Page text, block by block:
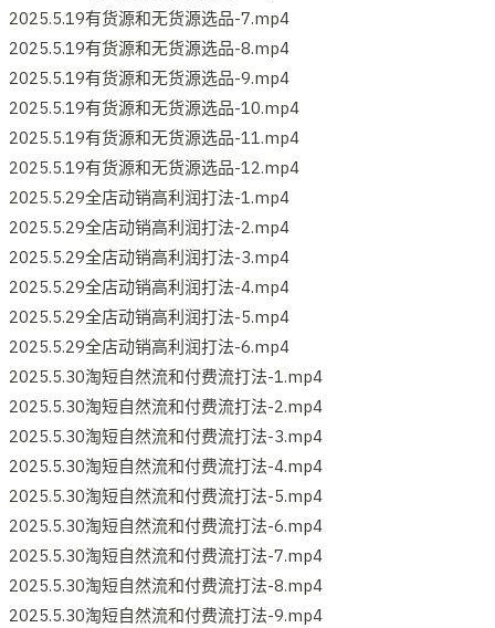
2025.5.19有货源和无货源选品-7.mp4
2025.5.19有货源和无货源选品-8.mp4
2025.5.19有货源和无货源选品-9.mp4
2025.5.19有货源和无货源选品-10.mp4
2025.5.19有货源和无货源选品-11.mp4
2025.5.19有货源和无货源选品-12.mp4
2025.5.29全店动销高利润打法-1.mp4
2025.5.29全店动销高利润打法-2.mp4
2025.5.29全店动销高利润打法-3.mp4
2025.5.29全店动销高利润打法-4.mp4
2025.5.29全店动销高利润打法-5.mp4
2025.5.29全店动销高利润打法-6.mp4
2025.5.30淘短自然流和付费流打法-1.mp4
2025.5.30淘短自然流和付费流打法-2.mp4
2025.5.30淘短自然流和付费流打法-3.mp4
2025.5.30淘短自然流和付费流打法-4.mp4
2025.5.30淘短自然流和付费流打法-5.mp4
2025.5.30淘短自然流和付费流打法-6.mp4
2025.5.30淘短自然流和付费流打法-7.mp4
2025.5.30淘短自然流和付费流打法-8.mp4
2025.5.30淘短自然流和付费流打法-9.mp4